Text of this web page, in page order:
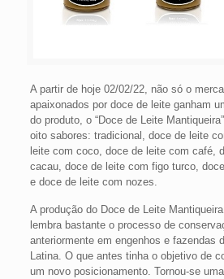
A partir de hoje 02/02/22, não só o
apaixonados por doce de leite ganham
do produto, o “Doce de Leite
oito sabores: tradicional, doce de leite
leite com coco, doce de leite com café,
cacau, doce de leite com figo turco,
e doce de leite com nozes.
A produção do Doce de Leite
lembra bastante o processo de
anteriormente em engenhos e fazendas
Latina. O que antes tinha o objetivo de
um novo posicionamento. Tornou-se